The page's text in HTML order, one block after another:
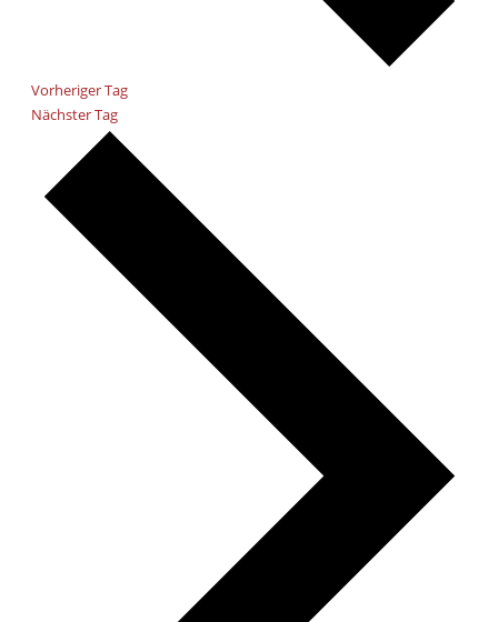
Vorheriger Tag
Nächster Tag